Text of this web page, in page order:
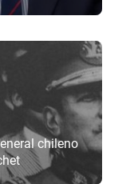
chileno